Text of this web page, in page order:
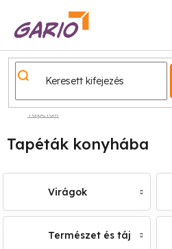
Tapéták
Tapéták konyhába
Virágok
Természet és táj